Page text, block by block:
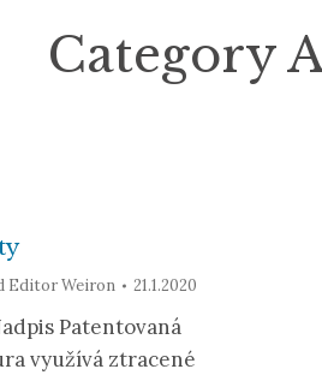
Category
Editor Weiron 21.1.2020
Patentovaná
využívá ztracené